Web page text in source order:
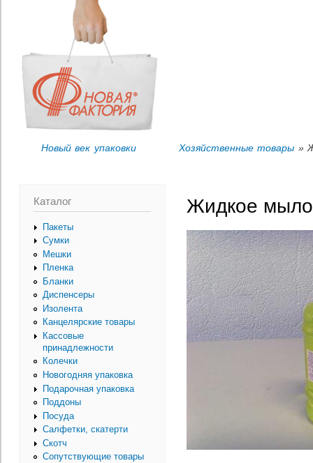
Новый век упаковки Хозяйственные товары »
Каталог
Пакеты
Сумки
Мешки
Пленка
Бланки
Диспенсеры
Изолента
Канцелярские товары
Кассовые
принадлежности
Колечки
Новогодняя упаковка
Подарочная упаковка
Поддоны
Посуда
Салфетки, скатерти
Скотч
Сопутствующие товары
Жидкое